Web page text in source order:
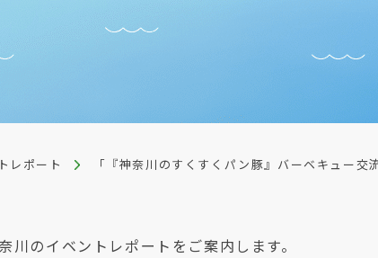
レポート 「『神奈川のすくすくパン豚』バーベキュー
川のイベントレポートをご案内します。